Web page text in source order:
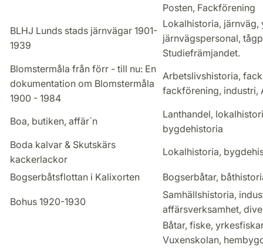
Posten, Fackförening
BLHJ Lunds stads järnvägar 1901-
1939
Lokalhistoria, järnväg,
järnvägspersonal,
Studiefrämjandet.
Blomstermåla från förr - till nu: En
dokumentation om Blomstermåla
1900 - 1984
Arbetslivshistoria,
fackförening, industri,
Boa, butiken, affär´n
Lanthandel,
bygdehistoria
Boda kalvar & Skutskärs
kackerlackor
Lokalhistoria,
Bogserbåtsflottan i Kalixorten Bogserbåtar,
Bohus 1920-1930
Samhällshistoria,
affärsverksamhet,
Båtar, fiske,
Vuxenskolan,